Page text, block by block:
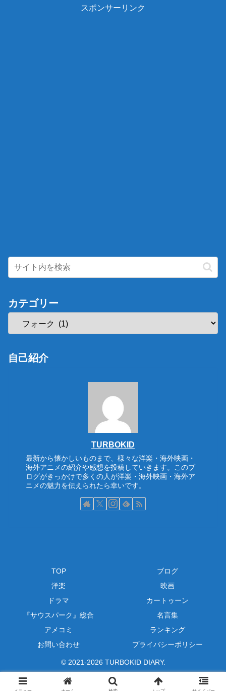
スポンサーリンク
カテゴリー
自己紹介
TURBOKID
最新から懐かしいものまで、様々な洋楽・海外映画・
海外アニメの紹介や感想を投稿していきます。このブ
ログがきっかけで多くの人が洋楽・海外映画・海外ア
ニメの魅力を伝えられたら幸いです。
TOP
ブログ
洋楽
映画
ドラマ
カートゥーン
『サウスパーク』総合
名言集
アメコミ
ランキング
お問い合わせ
プライバシーポリシー
© 2021-2026 TURBOKID DIARY.